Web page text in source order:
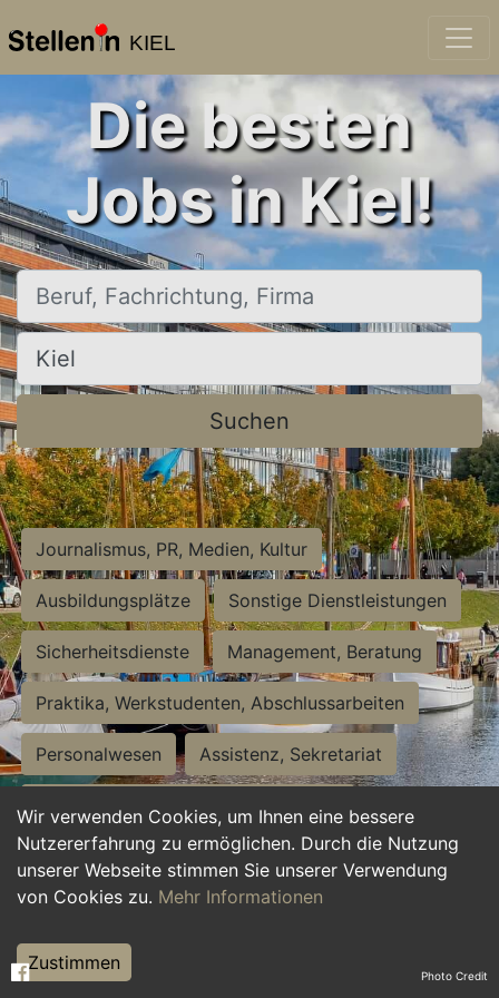
KIEL
Wir verwenden Cookies, um Ihnen eine bessere
Nutzererfahrung zu ermöglichen. Durch die Nutzung
unserer Webseite stimmen Sie unserer Verwendung
von Cookies zu. Mehr Informationen
Zustimmen
Die besten
Jobs in Kiel!
Beruf, Fachrichtung, Firma
Ort, Stadt
Suchen
Journalismus, PR, Medien, Kultur
Ausbildungsplätze Sonstige Dienstleistungen
Sicherheitsdienste Management, Beratung
Praktika, Werkstudenten, Abschlussarbeiten
Personalwesen Assistenz, Sekretariat
Hilfskräfte, Aushilfs- und Nebenjobs
Einkauf, Logistik, Materialwirtschaft
Weiterbildung, Studium, duale Ausbildung
Tourismus
Photo Credit